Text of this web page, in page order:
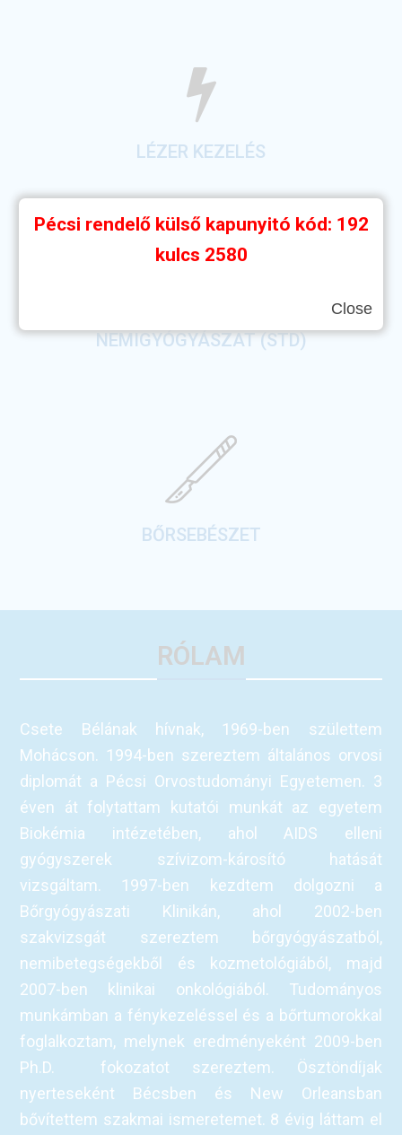
LÉZER KEZELÉS
NEMIGYÓGYÁSZAT (STD)
BŐRSEBÉSZET
RÓLAM
Csete Bélának hívnak, 1969-ben születtem
Mohácson. 1994-ben szereztem általános orvosi
diplomát a Pécsi Orvostudományi Egyetemen. 3
éven át folytattam kutatói munkát az egyetem
Biokémia intézetében, ahol AIDS elleni
gyógyszerek szívizom-károsító hatását
vizsgáltam. 1997-ben kezdtem dolgozni a
Bőrgyógyászati Klinikán, ahol 2002-ben
szakvizsgát szereztem bőrgyógyászatból,
nemibetegségekből és kozmetológiából, majd
2007-ben klinikai onkológiából. Tudományos
munkámban a fénykezeléssel és a bőrtumorokkal
foglalkoztam, melynek eredményeként 2009-ben
Ph.D. fokozatot szereztem. Ösztöndíjak
nyerteseként Bécsben és New Orleansban
bővítettem szakmai ismeretemet. 8 évig láttam el
Close
Pécsi rendelő külső kapunyitó kód: 192
kulcs 2580